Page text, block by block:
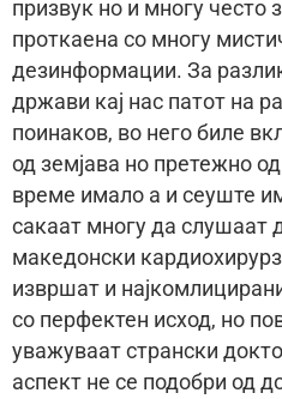
призвук но и многу често
проткаена со многу
дезинформации. За
држави кај нас патот на
поинаков, во него биле
од земјава но претежно
време имало а и сеуште
сакаат многу да слушаат
македонски
извршат и
со перфектен исход, но
уважуваат странски
аспект не се подобри од